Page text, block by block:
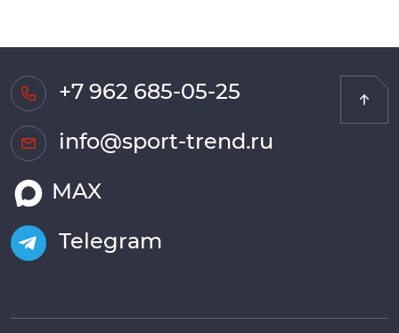
+7 962 685-05-25
info@sport-trend.ru
MAX
Telegram